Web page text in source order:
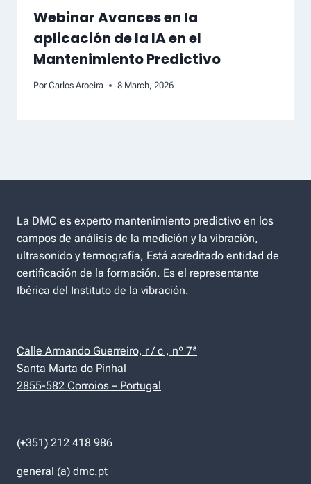
Webinar Avances en la
aplicación de la IA en el
Mantenimiento Predictivo
Por Carlos Aroeira 8 March, 2026
La DMC es experto mantenimiento predictivo en los
campos de análisis de la medición y la vibración,
ultrasonido y termografía, Está acreditado entidad de
certificación de la formación. Es el representante
Ibérica del Instituto de la vibración.
Calle Armando Guerreiro, r / c , nº 7ª
Santa Marta do Pinhal
2855-582 Corroios – Portugal
(+351) 212 418 986
general (a) dmc.pt